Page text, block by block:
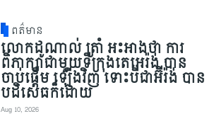
ពត៌មាន
លោកដូណាល់ ត្រាំ អះអាងថា ការ
ពិភាក្សាជាមួយទីក្រុងតេអេរ៉ង់ បាន
ចាប់ផ្តើម ឡើងវិញ ទោះបីជាអ៊ីរ៉ង់ បាន
បដិសេធក៏ដោយ
Aug 10, 2026